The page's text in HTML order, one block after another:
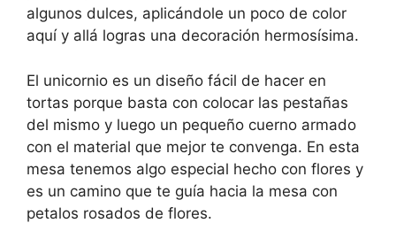
algunos dulces, aplicándole un poco de color
aquí y allá logras una decoración hermosísima.
El unicornio es un diseño fácil de hacer en
tortas porque basta con colocar las pestañas
del mismo y luego un pequeño cuerno armado
con el material que mejor te convenga. En esta
mesa tenemos algo especial hecho con flores y
es un camino que te guía hacia la mesa con
petalos rosados de flores.